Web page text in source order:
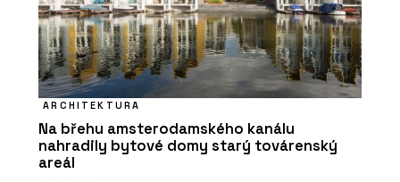
ARCHITEKTURA
Na břehu amsterodamského kanálu
nahradily bytové domy starý továrenský
areál